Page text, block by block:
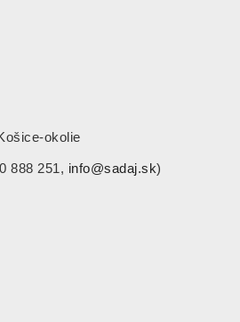
okolie
888 251, info@sadaj.sk)